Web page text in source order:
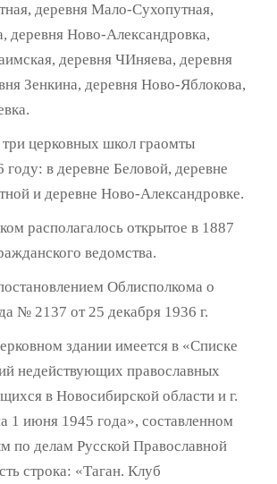
деревня Мало-Сухопутная,
деревня Ново-Александровка,
деревня ЧИняева, деревня
Зенкина, деревня Ново-Яблокова,
церковных школ граомты
году: в деревне Беловой, деревне
и деревне Ново-Александровке.
располагалось открытое в 1887
ведомства.
Облисполкома о
№ 2137 от 25 декабря 1936 г.
здании имеется в «Списке
недействующих православных
в Новосибирской области и г.
1 июня 1945 года», составленном
по делам Русской Православной
строка: «Таган. Клуб